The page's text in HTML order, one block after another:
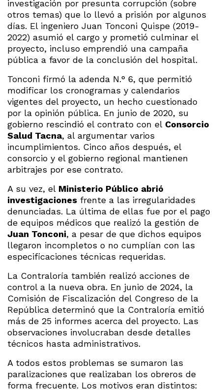
investigación por presunta corrupción (sobre
otros temas) que lo llevó a prisión por algunos
días. El ingeniero Juan Tonconi Quispe (2019-
2022) asumió el cargo y prometió culminar el
proyecto, incluso emprendió una campaña
pública a favor de la conclusión del hospital.
Tonconi firmó la adenda N.° 6, que permitió
modificar los cronogramas y calendarios
vigentes del proyecto, un hecho cuestionado
por la opinión pública. En junio de 2020, su
gobierno rescindió el contrato con el Consorcio
Salud Tacna, al argumentar varios
incumplimientos. Cinco años después, el
consorcio y el gobierno regional mantienen
arbitrajes por ese contrato.
A su vez, el Ministerio Público abrió
investigaciones frente a las irregularidades
denunciadas. La última de ellas fue por el pago
de equipos médicos que realizó la gestión de
Juan Tonconi, a pesar de que dichos equipos
llegaron incompletos o no cumplían con las
especificaciones técnicas requeridas.
La Contraloría también realizó acciones de
control a la nueva obra. En junio de 2024, la
Comisión de Fiscalización del Congreso de la
República determinó que la Contraloría emitió
más de 25 informes acerca del proyecto. Las
observaciones involucraban desde detalles
técnicos hasta administrativos.
A todos estos problemas se sumaron las
paralizaciones que realizaban los obreros de
forma frecuente. Los motivos eran distintos: